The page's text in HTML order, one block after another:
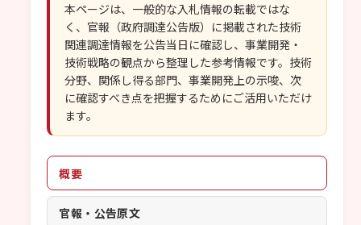
本ページは、一般的な入札情報の転載ではな
く、官報（政府調達公告版）に掲載された技術
関連調達情報を公告当日に確認し、事業開発・
技術戦略の観点から整理した参考情報です。技術
分野、関係し得る部門、事業開発上の示唆、次
に確認すべき点を把握するためにご活用いただけ
ます。
概要
官報・公告原文